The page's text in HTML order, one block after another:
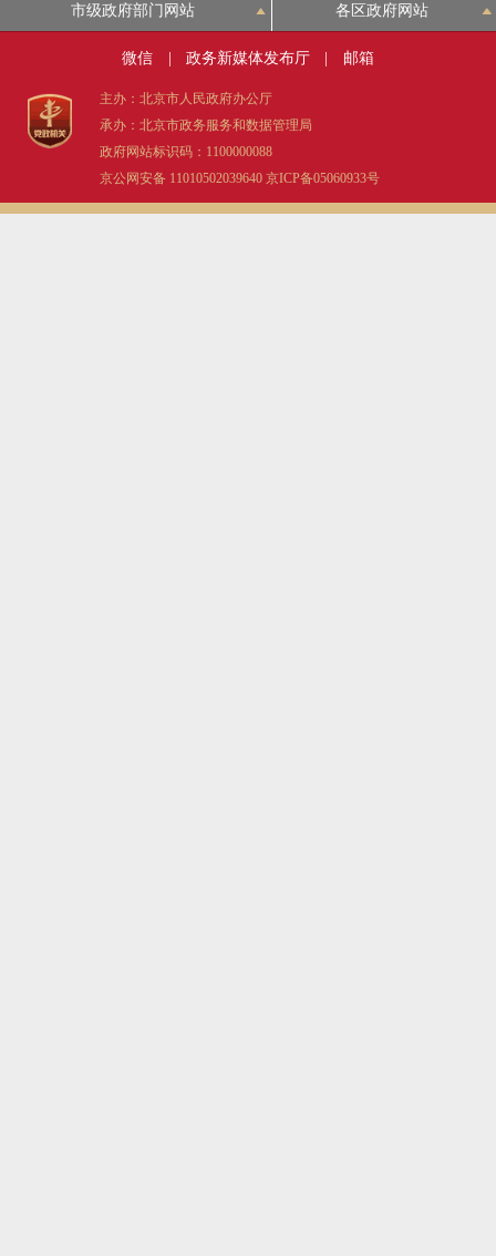
市级政府部门网站 各区政府网站
微信 政务新媒体发布厅 邮箱
主办：北京市人民政府办公厅
承办：北京市政务服务和数据管理局
政府网站标识码：1100000088
京公网安备 11010502039640 京ICP备05060933号